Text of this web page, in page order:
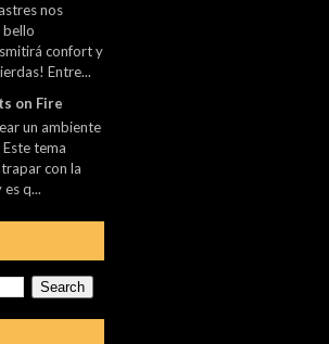
nos
bello
confort y
Entre...
on Fire
un ambiente
tema
con la
q...